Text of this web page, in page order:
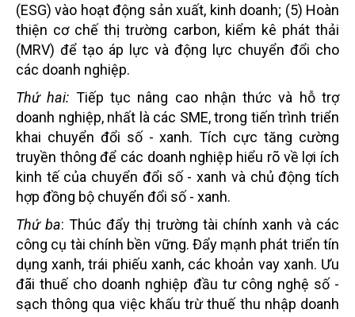
(ESG) vào hoạt động sản xuất, kinh doanh; (5) Hoàn
thiện cơ chế thị trường carbon, kiểm kê phát thải
(MRV) để tạo áp lực và động lực chuyển đổi cho
các doanh nghiệp.
Thứ hai: Tiếp tục nâng cao nhận thức và hỗ trợ
doanh nghiệp, nhất là các SME, trong tiến trình triển
khai chuyển đổi số - xanh. Tích cực tăng cường
truyền thông để các doanh nghiệp hiểu rõ về lợi ích
kinh tế của chuyển đổi số - xanh và chủ động tích
hợp đồng bộ chuyển đổi số - xanh.
Thứ ba: Thúc đẩy thị trường tài chính xanh và các
công cụ tài chính bền vững. Đẩy mạnh phát triển tín
dụng xanh, trái phiếu xanh, các khoản vay xanh. Ưu
đãi thuế cho doanh nghiệp đầu tư công nghệ số -
sạch thông qua việc khấu trừ thuế thu nhập doanh